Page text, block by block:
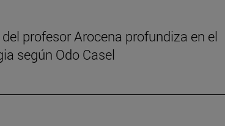
profesor Arocena profundiza en el
según Odo Casel